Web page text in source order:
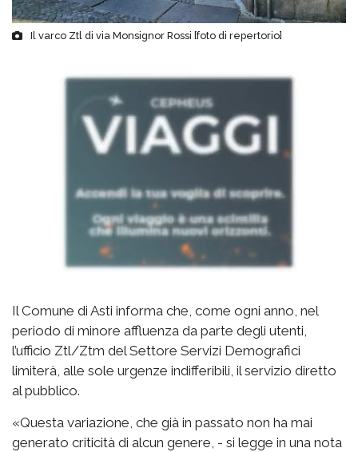
Il varco Ztl di via Monsignor Rossi [foto di repertorio]
Il Comune di Asti informa che, come ogni anno, nel
periodo di minore affluenza da parte degli utenti,
l’ufficio Ztl/Ztm del Settore Servizi Demografici
limiterà, alle sole urgenze indifferibili, il servizio diretto
al pubblico.
«Questa variazione, che già in passato non ha mai
generato criticità di alcun genere, - si legge in una nota